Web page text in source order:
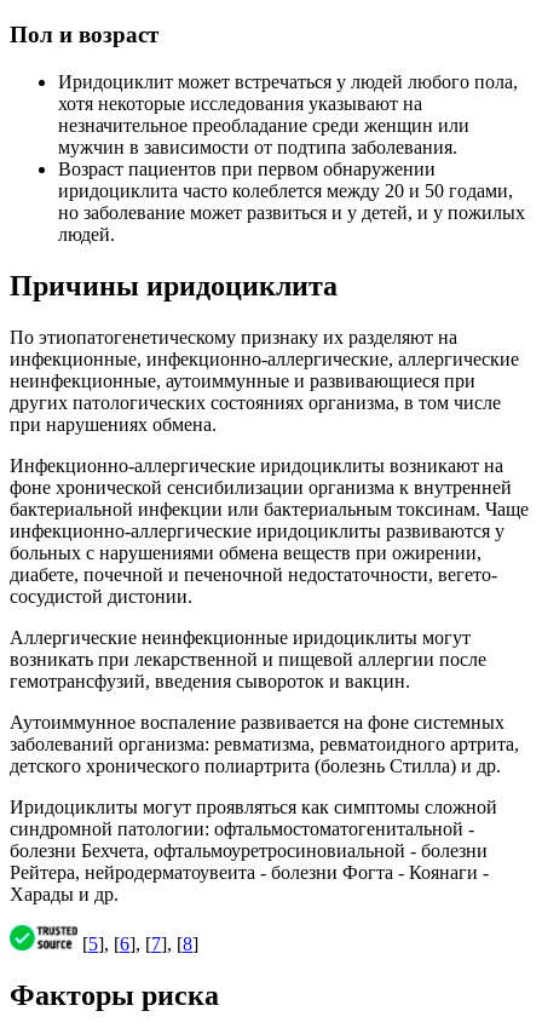
Пол и возраст
Иридоциклит может встречаться у людей любого пола,
хотя некоторые исследования указывают на
незначительное преобладание среди женщин или
мужчин в зависимости от подтипа заболевания.
Возраст пациентов при первом обнаружении
иридоциклита часто колеблется между 20 и 50 годами,
но заболевание может развиться и у детей, и у пожилых
людей.
Причины иридоциклита
По этиопатогенетическому признаку их разделяют на
инфекционные, инфекционно-аллергические, аллергические
неинфекционные, аутоиммунные и развивающиеся при
других патологических состояниях организма, в том числе
при нарушениях обмена.
Инфекционно-аллергические иридоциклиты возникают на
фоне хронической сенсибилизации организма к внутренней
бактериальной инфекции или бактериальным токсинам. Чаще
инфекционно-аллергические иридоциклиты развиваются у
больных с нарушениями обмена веществ при ожирении,
диабете, почечной и печеночной недостаточности, вегето-
сосудистой дистонии.
Аллергические неинфекционные иридоциклиты могут
возникать при лекарственной и пищевой аллергии после
гемотрансфузий, введения сывороток и вакцин.
Аутоиммунное воспаление развивается на фоне системных
заболеваний организма: ревматизма, ревматоидного артрита,
детского хронического полиартрита (болезнь Стилла) и др.
Иридоциклиты могут проявляться как симптомы сложной
синдромной патологии: офтальмостоматогенитальной -
болезни Бехчета, офтальмоуретросиновиальной - болезни
Рейтера, нейродерматоувеита - болезни Фогта - Коянаги -
Харады и др.
[5], [6], [7], [8]
Факторы риска